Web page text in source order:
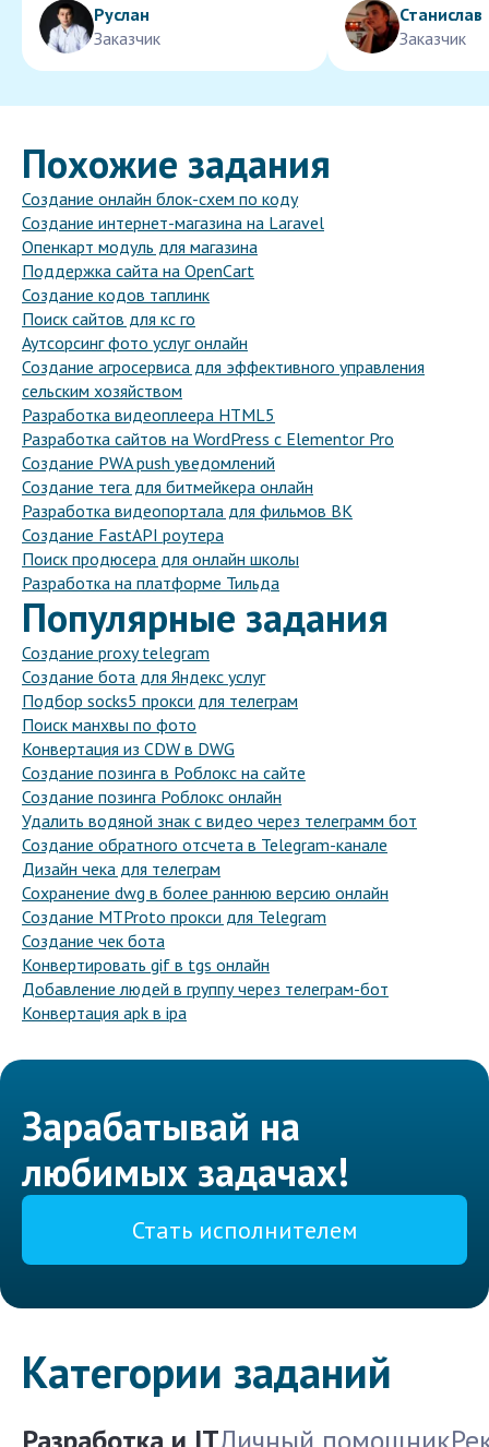
Руслан
Заказчик
Станислав
Заказчик
Похожие задания
Создание онлайн блок-схем по коду
Создание интернет-магазина на Laravel
Опенкарт модуль для магазина
Поддержка сайта на OpenCart
Создание кодов таплинк
Поиск сайтов для кс го
Аутсорсинг фото услуг онлайн
Создание агросервиса для эффективного управления
сельским хозяйством
Разработка видеоплеера HTML5
Разработка сайтов на WordPress с Elementor Pro
Создание PWA push уведомлений
Создание тега для битмейкера онлайн
Разработка видеопортала для фильмов ВК
Создание FastAPI роутера
Поиск продюсера для онлайн школы
Разработка на платформе Тильда
Популярные задания
Создание proxy telegram
Создание бота для Яндекс услуг
Подбор socks5 прокси для телеграм
Поиск манхвы по фото
Конвертация из CDW в DWG
Создание позинга в Роблокс на сайте
Создание позинга Роблокс онлайн
Удалить водяной знак с видео через телеграмм бот
Создание обратного отсчета в Telegram-канале
Дизайн чека для телеграм
Сохранение dwg в более раннюю версию онлайн
Создание MTProto прокси для Telegram
Создание чек бота
Конвертировать gif в tgs онлайн
Добавление людей в группу через телеграм-бот
Конвертация apk в ipa
Зарабатывай на
любимых задачах!
Стать исполнителем
Категории заданий